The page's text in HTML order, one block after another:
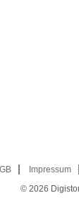
Impressum
© 2026